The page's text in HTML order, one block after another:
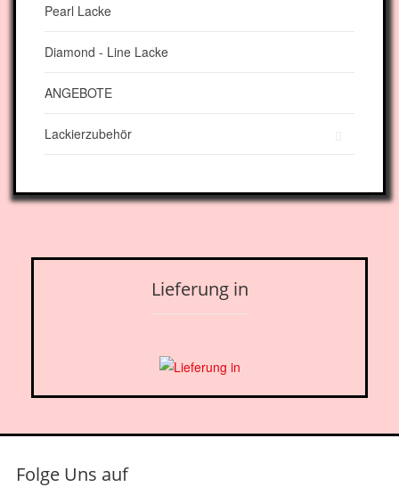
Pearl Lacke
Diamond - Line Lacke
ANGEBOTE
Lackierzubehör
Lieferung in
Folge Uns auf